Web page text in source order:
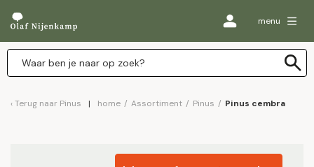
menu
Terug naar Pinus home / Assortiment / Pinus / Pinus cembra